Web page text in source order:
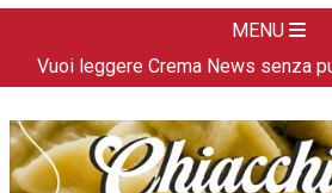
MENU
APPUNTAMENTI
CREMASCO
OROSCOPO
Vuoi leggere Crema News senza